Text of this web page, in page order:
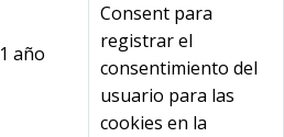
1 año
Consent para
registrar el
consentimiento del
usuario para las
cookies en la